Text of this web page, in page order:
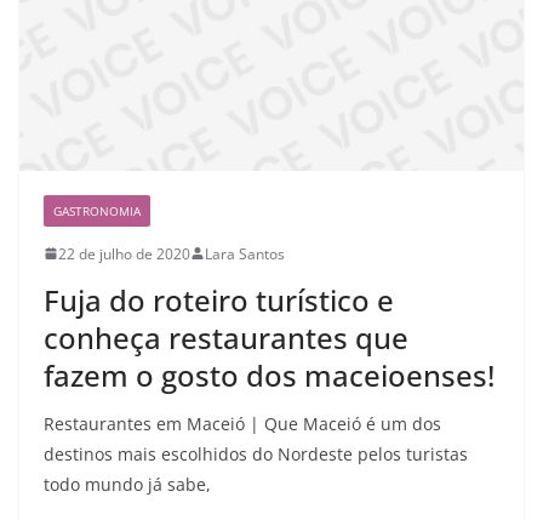
GASTRONOMIA
22 de julho de 2020 Lara Santos
Fuja do roteiro turístico e
conheça restaurantes que
fazem o gosto dos maceioenses!
Restaurantes em Maceió | Que Maceió é um dos
destinos mais escolhidos do Nordeste pelos turistas
todo mundo já sabe,